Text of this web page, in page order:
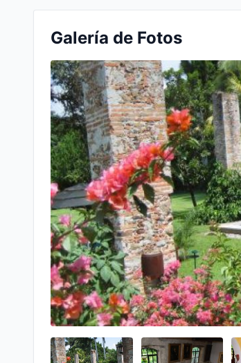
Galería de Fotos